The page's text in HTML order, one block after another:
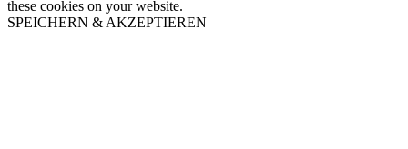
these cookies on your website.
SPEICHERN & AKZEPTIEREN